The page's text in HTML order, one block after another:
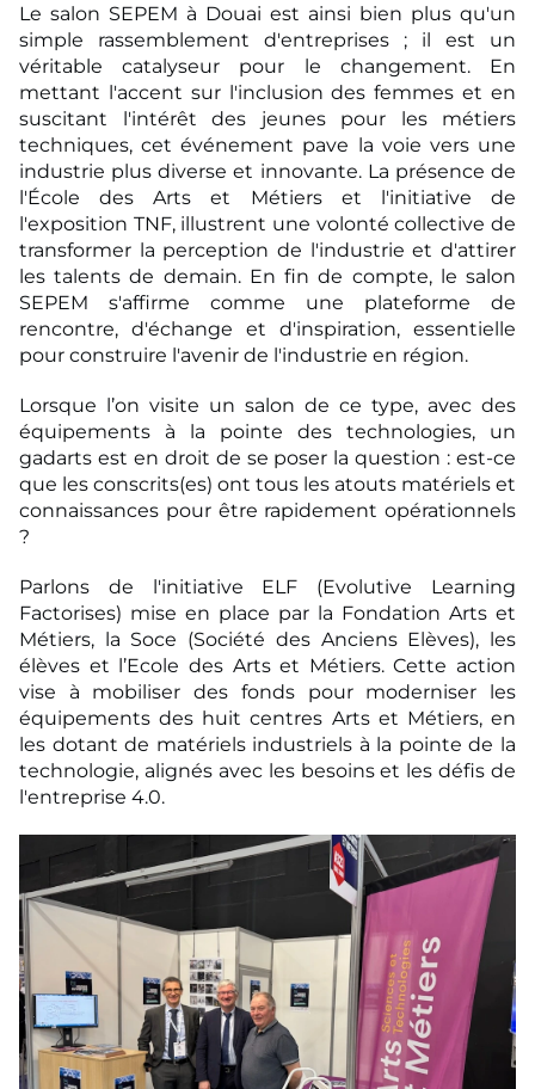
Le salon SEPEM à Douai est ainsi bien plus qu'un
simple rassemblement d'entreprises ; il est un
véritable catalyseur pour le changement. En
mettant l'accent sur l'inclusion des femmeset en
suscitant l'intérêt des jeunes pour les métiers
techniques, cet événement pave la voie vers une
industrie plus diverse et innovante. La présence de
l'École des Arts et Métiers et l'initiative de
l'exposition TNF, illustrent une volonté collective de
transformer la perception de l'industrie et d'attirer
les talents de demain. En fin de compte, le salon
SEPEM s'affirme comme une plateforme de
rencontre, d'échange et d'inspiration, essentielle
pour construire l'avenir de l'industrie en région.
Lorsque l’on visite un salon de ce type, avec des
équipements à la pointe des technologies, un
gadarts est en droit de se poser la question : est-ce
que les conscrits(es) ont tous les atouts matériels et
connaissances pour être rapidement opérationnels
?
Parlons de l'initiative ELF (Evolutive Learning
Factorises) mise en place par la Fondation Arts et
Métiers, la Soce (Société des Anciens Elèves), les
élèves et l’Ecole des Arts et Métiers. Cette action
vise à mobiliser des fonds pour moderniser les
équipements des huit centres Arts et Métiers, en
les dotant de matériels industriels à la pointe de la
technologie, alignés avec les besoins et les défis de
l'entreprise 4.0.